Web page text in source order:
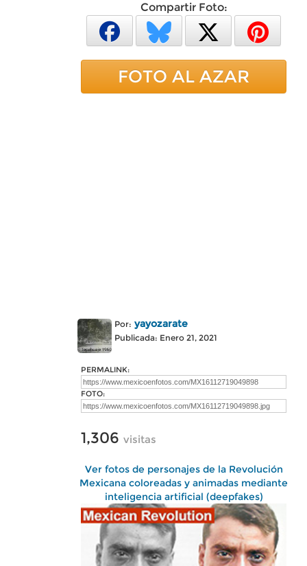
Compartir Foto:
FOTO AL AZAR
Por: yayozarate
Publicada: Enero 21, 2021
PERMALINK:
FOTO:
1,306 visitas
Ver fotos de personajes de la Revolución
Mexicana coloreadas y animadas mediante
inteligencia artificial (deepfakes)